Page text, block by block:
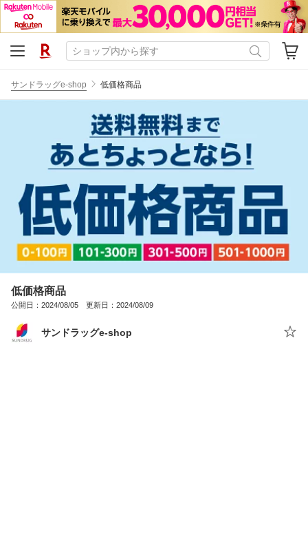
サンドラッグe-shop 低価格商品
低価格商品
公開日：2024/08/05 更新日：2024/08/09
サンドラッグe-shop